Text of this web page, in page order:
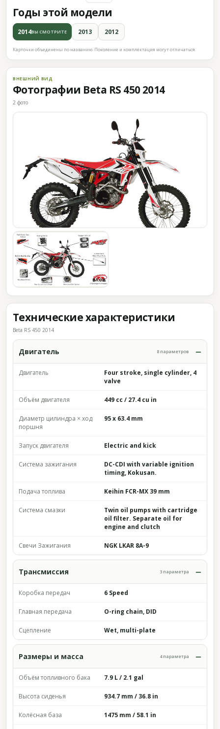
Годы этой модели
2014ВЫ СМОТРИТЕ 2013 2012
Карточки объединены по названию. Поколение и комплектация могут отличаться.
ВНЕШНИЙ ВИД
Фотографии Beta RS 450 2014
2 фото
Технические характеристики
Beta RS 450 2014
Двигатель 8 параметров
Двигатель
Four stroke, single cylinder, 4
valve
Объём двигателя 449 cc / 27.4 cu in
Диаметр цилиндра × ход
поршня
95 x 63.4 mm
Запуск двигателя Electric and kick
Система зажигания
DC-CDI with variable ignition
timing, Kokusan.
Подача топлива Keihin FCR-MX 39 mm
Система смазки
Twin oil pumps with cartridge
oil filter. Separate oil for
engine and clutch
Свечи Зажигания NGK LKAR 8A-9
Трансмиссия 3 параметра
Коробка передач 6 Speed
Главная передача O-ring chain, DID
Сцепление Wet, multi-plate
Размеры и масса 4 параметра
Объём топливного бака 7.9 L / 2.1 gal
Высота сиденья 934.7 mm / 36.8 in
Колёсная база 1475 mm / 58.1 in